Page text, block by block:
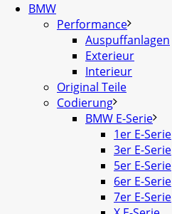
BMW
Performance
Auspuffanlagen
Exterieur
Interieur
Original Teile
Codierung
BMW E-Serie
1er E-Serie
3er E-Serie
5er E-Serie
6er E-Serie
7er E-Serie